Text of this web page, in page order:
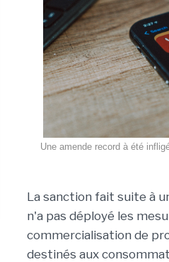
Une amende record à été
La sanction fait suite à
n'a pas déployé les
commercialisation de
destinés aux